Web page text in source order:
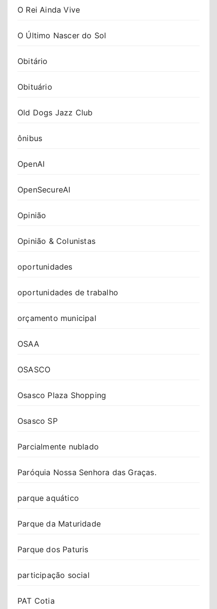
O Rei Ainda Vive
O Último Nascer do Sol
Obitário
Obituário
Old Dogs Jazz Club
ônibus
OpenAI
OpenSecureAI
Opinião
Opinião & Colunistas
oportunidades
oportunidades de trabalho
orçamento municipal
OSAA
OSASCO
Osasco Plaza Shopping
Osasco SP
Parcialmente nublado
Paróquia Nossa Senhora das Graças.
parque aquático
Parque da Maturidade
Parque dos Paturis
participação social
PAT Cotia